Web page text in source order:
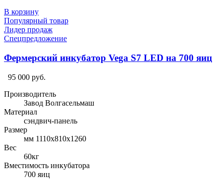
В корзину
Популярный товар
Лидер продаж
Спецпредложение
Фермерский инкубатор Vega S7 LED на 700 яиц
95 000 руб.
Производитель
Завод Волгасельмаш
Материал
сэндвич-панель
Размер
мм 1110х810х1260
Вес
60кг
Вместимость инкубатора
700 яиц